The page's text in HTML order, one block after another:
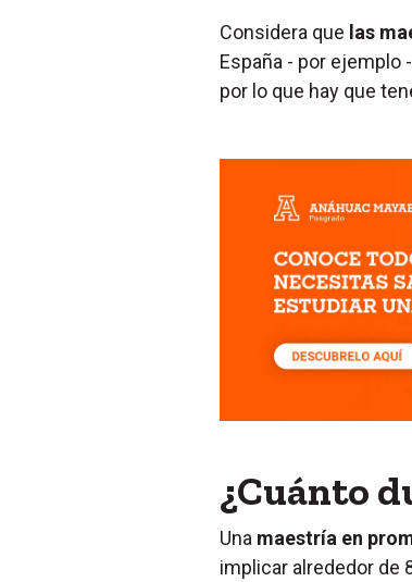
Considera que las
España - por ejemplo
por lo que hay que
¿Cuánto
Una maestría en
implicar alrededor de